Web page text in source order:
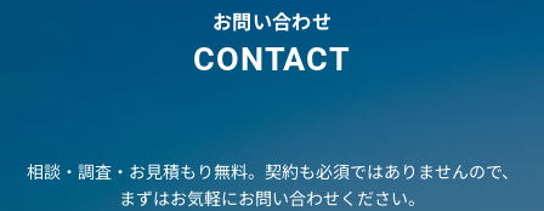
お問い合わせ
CONTACT
相談・調査・お見積もり無料。契約も必須ではありませんので、
まずはお気軽にお問い合わせください。